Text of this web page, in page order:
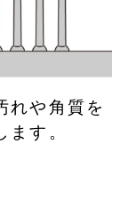
れや角質を
す。